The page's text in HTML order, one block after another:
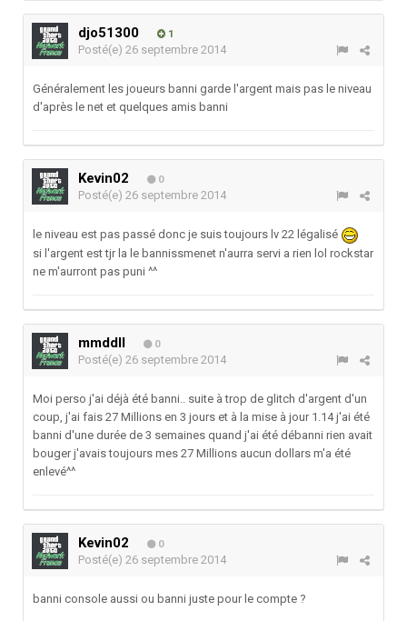
djo51300 1
Posté(e) 26 septembre 2014
Généralement les joueurs banni garde l'argent mais pas le niveau
d'après le net et quelques amis banni
Kevin02 0
Posté(e) 26 septembre 2014
le niveau est pas passé donc je suis toujours lv 22 légalisé
si l'argent est tjr la le bannissmenet n'aurra servi a rien lol rockstar
ne m'aurront pas puni ^^
mmddll 0
Posté(e) 26 septembre 2014
Moi perso j'ai déjà été banni.. suite à trop de glitch d'argent d'un
coup, j'ai fais 27 Millions en 3 jours et à la mise à jour 1.14 j'ai été
banni d'une durée de 3 semaines quand j'ai été débanni rien avait
bouger j'avais toujours mes 27 Millions aucun dollars m'a été
enlevé^^
Kevin02 0
Posté(e) 26 septembre 2014
banni console aussi ou banni juste pour le compte ?